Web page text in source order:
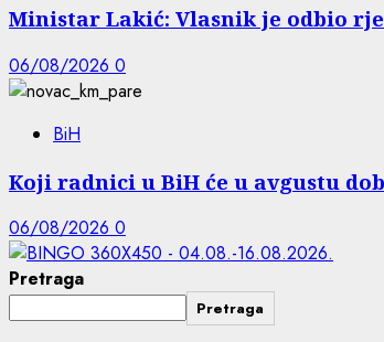
Ministar Lakić: Vlasnik je odbio
06/08/2026 0
BiH
Koji radnici u BiH će u avgustu
06/08/2026 0
Pretraga
Pretraga